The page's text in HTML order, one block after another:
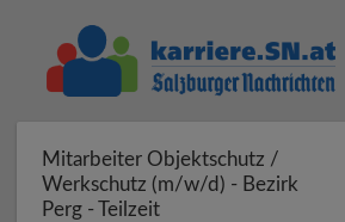
Mitarbeiter Objektschutz /
Werkschutz (m/w/d) - Bezirk
Perg - Teilzeit